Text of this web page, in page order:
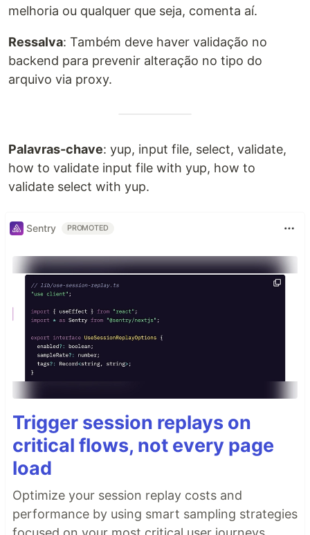
melhoria ou qualquer que seja, comenta aí.
Ressalva: Também deve haver validação no
backend para prevenir alteração no tipo do
arquivo via proxy.
Palavras-chave: yup, input file, select, validate,
how to validate input file with yup, how to
validate select with yup.
Sentry PROMOTED
Trigger session replays on
critical flows, not every page
load
Optimize your session replay costs and
performance by using smart sampling strategies